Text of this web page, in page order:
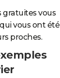
gratuites vous
vous ont été
proches.